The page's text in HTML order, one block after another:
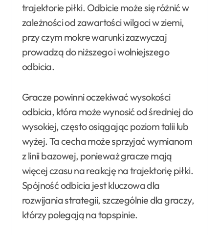
trajektorie piłki. Odbicie może się różnić w
zależności od zawartości wilgoci w ziemi,
przy czym mokre warunki zazwyczaj
prowadzą do niższego i wolniejszego
odbicia.
Gracze powinni oczekiwać wysokości
odbicia, która może wynosić od średniej do
wysokiej, często osiągając poziom talii lub
wyżej. Ta cecha może sprzyjać wymianom
z linii bazowej, ponieważ gracze mają
więcej czasu na reakcję na trajektorię piłki.
Spójność odbicia jest kluczowa dla
rozwijania strategii, szczególnie dla graczy,
którzy polegają na topspinie.